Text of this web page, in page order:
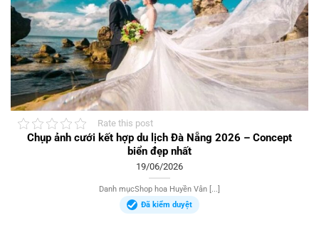
Rate this post
Chụp ảnh cưới kết hợp du lịch Đà Nẵng 2026 – Concept
biển đẹp nhất
19/06/2026
Danh mụcShop hoa Huyền Vân [...]
Đã kiểm duyệt